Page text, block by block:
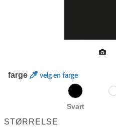
farge velg en farge
Svart
STØRRELSE